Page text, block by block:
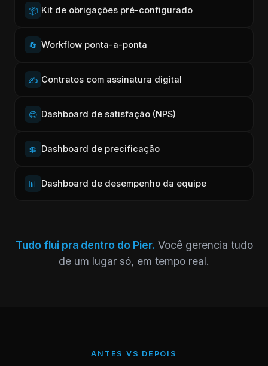
📦 Kit de obrigações pré-configurado
🔄 Workflow ponta-a-ponta
✍️ Contratos com assinatura digital
😊 Dashboard de satisfação (NPS)
💲 Dashboard de precificação
📊 Dashboard de desempenho da equipe
Tudo flui pra dentro do Pier. Você gerencia tudo
de um lugar só, em tempo real.
ANTES VS DEPOIS